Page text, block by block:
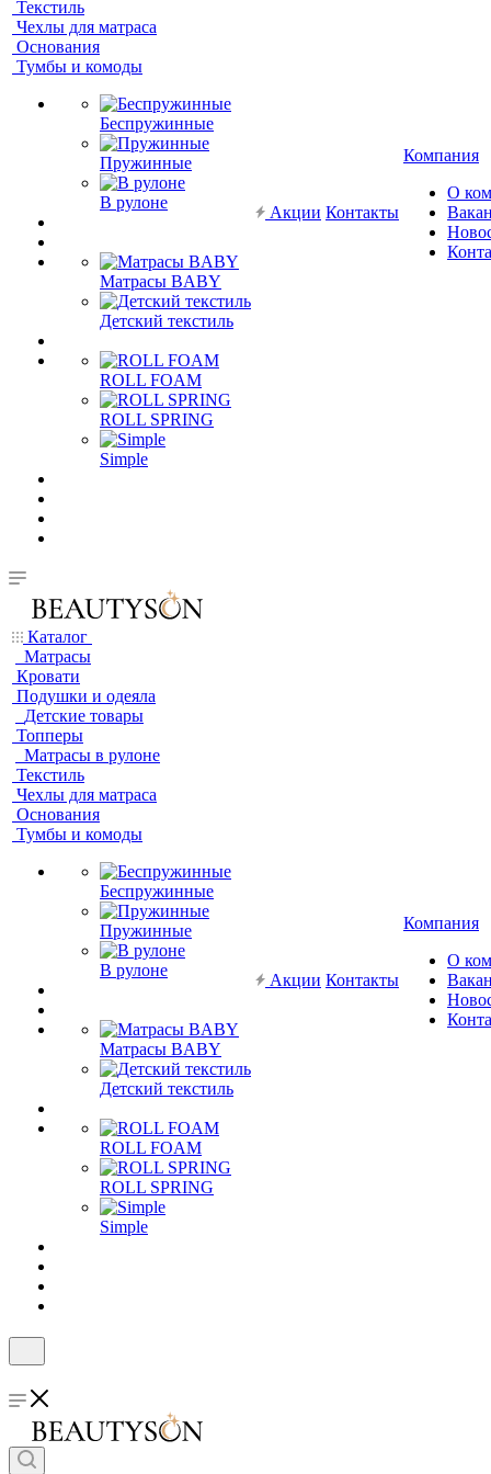
Текстиль
Чехлы для матраса
Основания
Тумбы и комоды
Беспружинные
Пружинные
В рулоне
Матрасы BABY
Детский текстиль
ROLL FOAM
ROLL SPRING
Simple
Акции Контакты
Компания
О
Каталог
Матрасы
Кровати
Подушки и одеяла
Детские товары
Топперы
Матрасы в рулоне
Текстиль
Чехлы для матраса
Основания
Тумбы и комоды
Беспружинные
Пружинные
В рулоне
Матрасы BABY
Детский текстиль
ROLL FOAM
ROLL SPRING
Simple
Акции Контакты
Компания
О